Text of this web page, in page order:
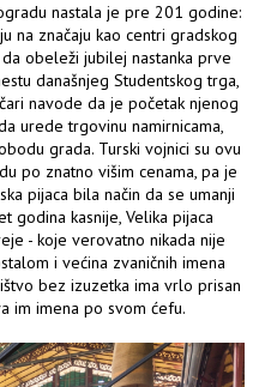
nastala je pre 201 godine:
na značaju kao centri gradskog
obeleži jubilej nastanka prve
današnjeg Studentskog trga,
navode da je početak njenog
urede trgovinu namirnicama,
grada. Turski vojnici su ovu
po znatno višim cenama, pa je
pijaca bila način da se umanji
godina kasnije, Velika pijaca
- koje verovatno nikada nije
i većina zvaničnih imena
bez izuzetka ima vrlo prisan
im imena po svom ćefu.